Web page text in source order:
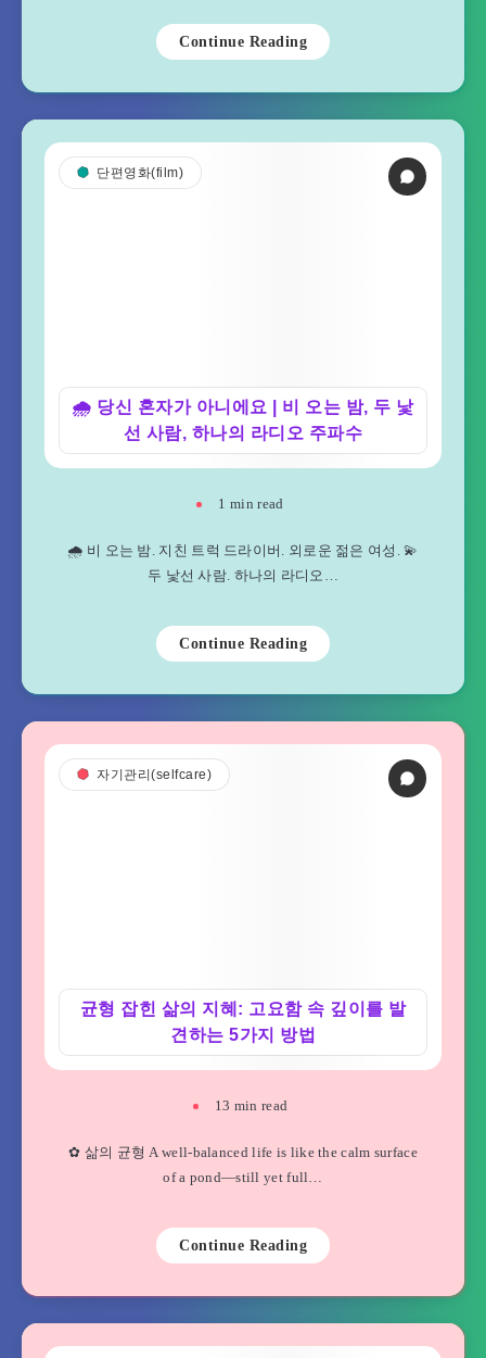
Continue Reading
🌧️ 당신 혼자가 아니에요 | 비 오는 밤, 두 낯
선 사람, 하나의 라디오 주파수
단편영화(film)
1 min read
🌧️ 비 오는 밤. 지친 트럭 드라이버. 외로운 젊은 여성. 💫
두 낯선 사람. 하나의 라디오…
Continue Reading
균형 잡힌 삶의 지혜: 고요함 속 깊이를 발
견하는 5가지 방법
자기관리(selfcare)
13 min read
✿ 삶의 균형 A well-balanced life is like the calm surface
of a pond—still yet full…
Continue Reading